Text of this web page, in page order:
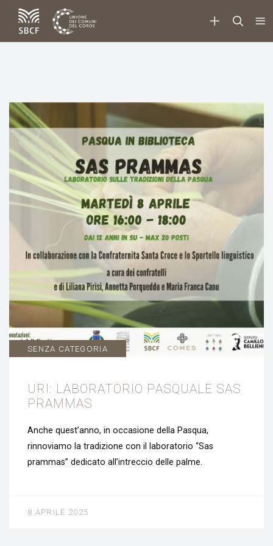
SENZA CATEGORIA
URI: LABORATORIO PASQUALE SAS
PRAMMAS
Anche quest’anno, in occasione della Pasqua,
rinnoviamo la tradizione con il laboratorio “Sas
prammas” dedicato all’intreccio delle palme.
8 APRILE 2025